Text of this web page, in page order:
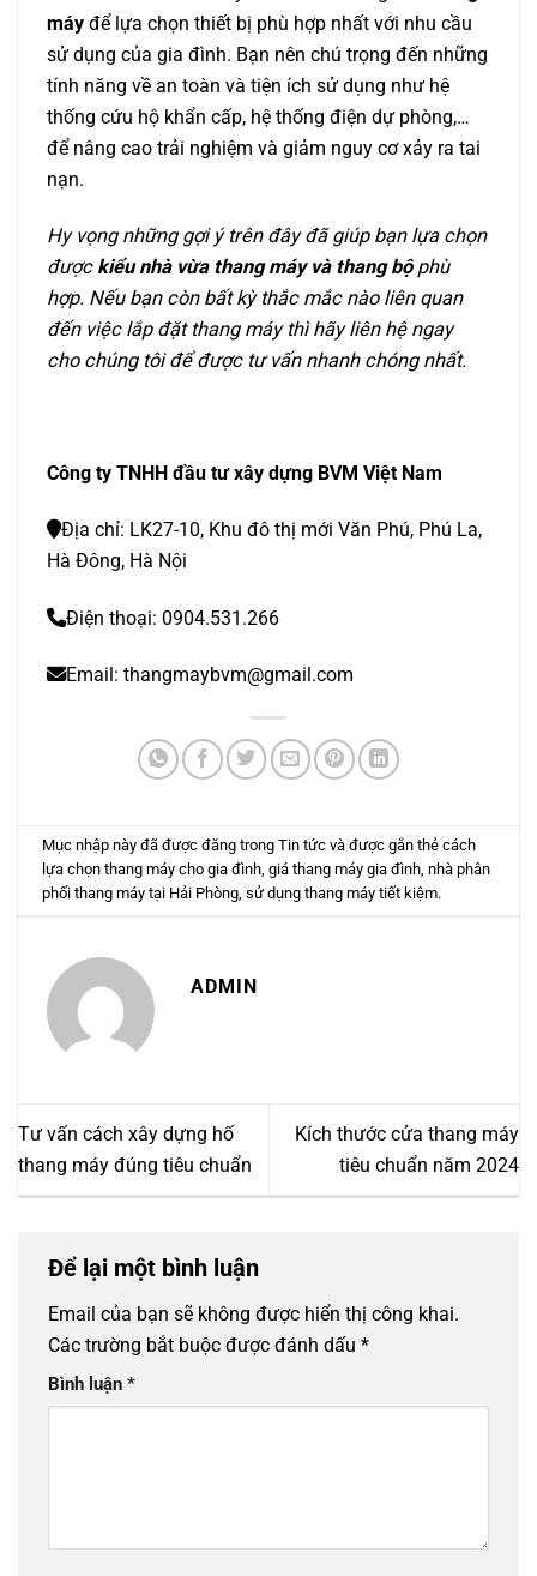
máy để lựa chọn thiết bị phù hợp nhất với nhu cầu
sử dụng của gia đình. Bạn nên chú trọng đến những
tính năng về an toàn và tiện ích sử dụng như hệ
thống cứu hộ khẩn cấp, hệ thống điện dự phòng,…
để nâng cao trải nghiệm và giảm nguy cơ xảy ra tai
nạn.
Hy vọng những gợi ý trên đây đã giúp bạn lựa chọn
được kiểu nhà vừa thang máy và thang bộphù
hợp. Nếu bạn còn bất kỳ thắc mắc nào liên quan
đến việc lắp đặt thang máy thì hãy liên hệ ngay
cho chúng tôi để được tư vấn nhanh chóng nhất.
Công ty TNHH đầu tư xây dựng BVM Việt Nam
Địa chỉ: LK27-10, Khu đô thị mới Văn Phú, Phú La,
Hà Đông, Hà Nội
Điện thoại: 0904.531.266
Email: thangmaybvm@gmail.com
Mục nhập này đã được đăng trong Tin tứcvà được gắn thẻ cách
lựa chọn thang máy cho gia đình, giá thang máy gia đình, nhà phân
phối thang máy tại Hải Phòng, sử dụng thang máy tiết kiệm.
ADMIN
Tư vấn cách xây dựng hố
thang máy đúng tiêu chuẩn
Kích thước cửa thang máy
tiêu chuẩn năm 2024
Để lại một bình luận
Email của bạn sẽ không được hiển thị công khai.
Các trường bắt buộc được đánh dấu *
Bình luận *